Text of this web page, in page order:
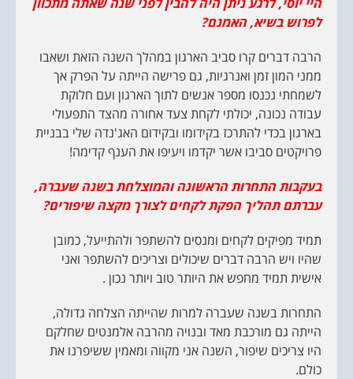
לפרוש בשיא, האמנם?
הרבה דברים קרו סביב הארגון במהלך השנה הזאת ושאבו
ממני המון זמן ואנרגיות, גם פרישה הייתה על הפרק אך
לשמחתי נכנסו מספר אנשים לתוך הארגון ועם חלוקת
עבודה נכונה, יכולתי לקחת צעד אחורה מהצד התפעולי
בארגון בכדי להתרכז בקידומו ובקידום האג'נדה שלי בבניית
פרויקטים סביבו אשר יקדמו ויעיפו את הענף קדימה!
בעקבות התחרות הראשונה והמוצלחת בשנה שעברה,
עברתם תהליך הפקת לקחים לצורך מקצה שיפורים?
תמיד מפיקים לקחים ומנסים להשתפר ולהתייעל, כמובן
שהיו ויש הרבה דברים שיכולים וצריכים להשתפר ואני
אישית תמיד מחפש את היותר טוב ויותר נכון .
התחרות בשנה שעברה למרות שהייתה הצלחה גדולה,
הייתה גם מורכבת מאד ובנויה מהרבה אלמנטים שחלקם
היו צריכים שיפור, השנה אני מקווה ומאמין ששיפרנו את
כולם.